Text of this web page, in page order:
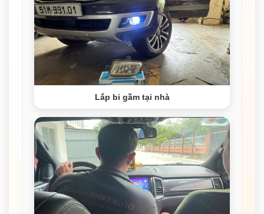
Lắp bi gầm tại nhà